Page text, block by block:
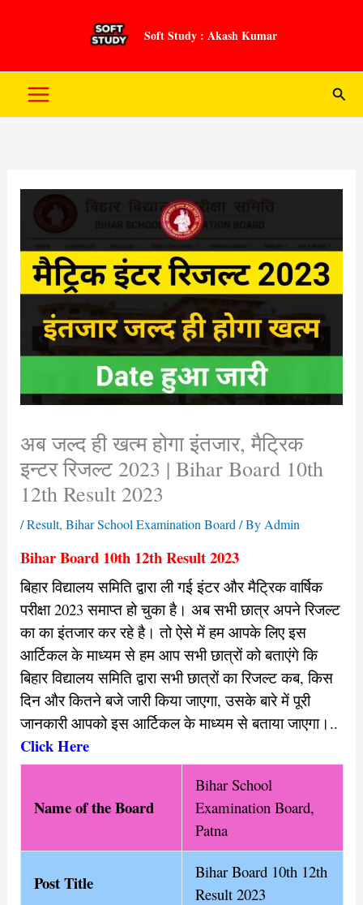
Soft Study : Akash Kumar
अब जल्द ही खत्म होगा इंतजार, मैट्रिक
इन्टर रिजल्ट 2023 | Bihar Board 10th
12th Result 2023
/Result, Bihar School Examination Board / By Admin
Bihar Board 10th 12th Result 2023
बिहार विद्यालय समिति द्वारा ली गई इंटर और मैट्रिक वार्षिक
परीक्षा 2023 समाप्त हो चुका है। अब सभी छात्र अपने रिजल्ट
का का इंतजार कर रहे है। तो ऐसे में हम आपके लिए इस
आर्टिकल के माध्यम से हम आप सभी छात्रों को बताएंगे कि
बिहार विद्यालय समिति द्वारा सभी छात्रों का रिजल्ट कब, किस
दिन और कितने बजे जारी किया जाएगा, उसके बारे में पूरी
जानकारी आपको इस आर्टिकल के माध्यम से बताया जाएगा।..
Click Here
Name of the Board
Bihar School
Examination Board,
Patna
Post Title
Bihar Board 10th 12th
Result 2023